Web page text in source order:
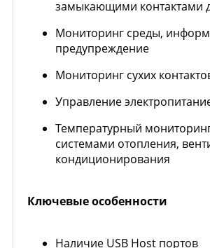
замыкающими контактами
Мониторинг среды,
предупреждение
Мониторинг сухих
Управление
Температурный
системами отопления,
кондиционирования
Ключевые особенности
Наличие USB Host портов